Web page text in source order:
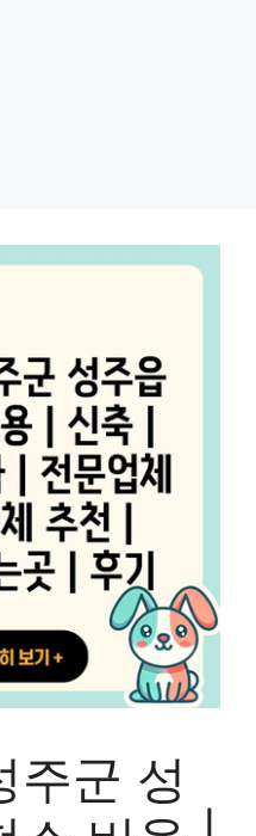
주군 성